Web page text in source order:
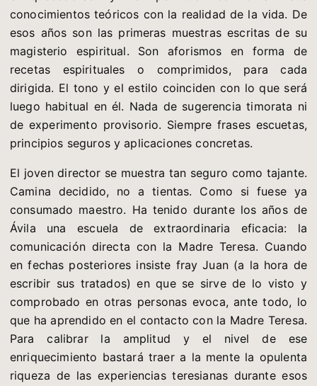
conocimientos teóricos con la realidad de la vida. De
esos años son las primeras muestras escritas de su
magisterio espiritual. Son aforismos en forma de
recetas espirituales o comprimidos, para cada
dirigida. El tono y el estilo coinciden con lo que será
luego habitual en él. Nada de sugerencia timorata ni
de experimento provisorio. Siempre frases escuetas,
principios seguros y aplicaciones concretas.
El joven director se muestra tan seguro como tajante.
Camina decidido, no a tientas. Como si fuese ya
consumado maestro. Ha tenido durante los años de
Ávila una escuela de extraordinaria eficacia: la
comunicación directa con la Madre Teresa. Cuando
en fechas posteriores insiste fray Juan (a la hora de
escribir sus tratados) en que se sirve de lo visto y
comprobado en otras personas evoca, ante todo, lo
que ha aprendido en el contacto con la Madre Teresa.
Para calibrar la amplitud y el nivel de ese
enriquecimiento bastará traer a la mente la opulenta
riqueza de las experiencias teresianas durante esos